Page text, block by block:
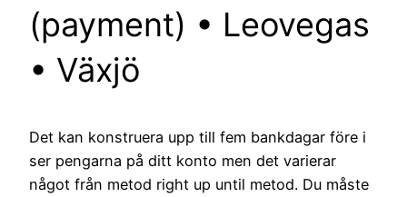
(payment) • Leovegas
• Växjö
Det kan konstruera upp till fem bankdagar före i
ser pengarna på ditt konto men det varierar
något från metod right up until metod. Du måste